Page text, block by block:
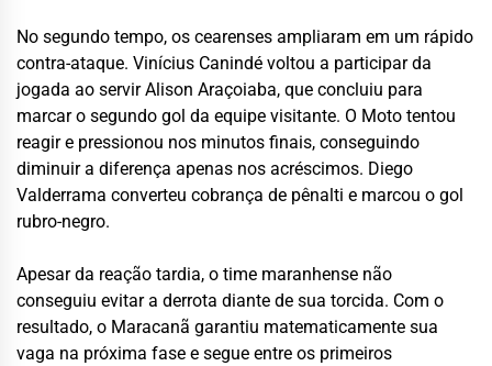
No segundo tempo, os cearenses ampliaram em um rápido
contra-ataque. Vinícius Canindé voltou a participar da
jogada ao servir Alison Araçoiaba, que concluiu para
marcar o segundo gol da equipe visitante. O Moto tentou
reagir e pressionou nos minutos finais, conseguindo
diminuir a diferença apenas nos acréscimos. Diego
Valderrama converteu cobrança de pênalti e marcou o gol
rubro-negro.
Apesar da reação tardia, o time maranhense não
conseguiu evitar a derrota diante de sua torcida. Com o
resultado, o Maracanã garantiu matematicamente sua
vaga na próxima fase e segue entre os primeiros